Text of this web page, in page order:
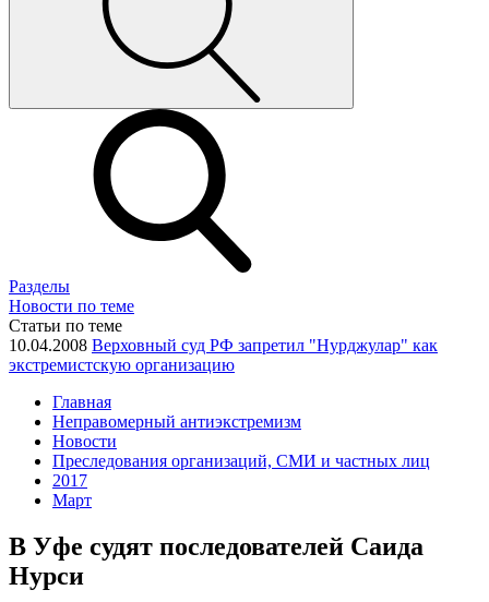
Разделы
Новости по теме
Статьи по теме
10.04.2008 Верховный суд РФ запретил "Нурджулар" как
экстремистскую организацию
Главная
Неправомерный антиэкстремизм
Новости
Преследования организаций, СМИ и частных лиц
2017
Март
В Уфе судят последователей Саида
Нурси